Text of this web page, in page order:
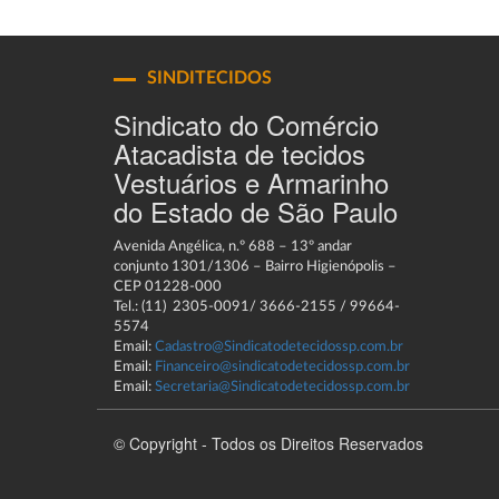
SINDITECIDOS
Sindicato do Comércio
Atacadista de tecidos
Vestuários e Armarinho
do Estado de São Paulo
Avenida Angélica, n.º 688 – 13º andar
conjunto 1301/1306 – Bairro Higienópolis –
CEP 01228-000
Tel.: (11) 2305-0091/ 3666-2155 / 99664-
5574
Email: Cadastro@Sindicatodetecidossp.com.br
Email: Financeiro@sindicatodetecidossp.com.br
Email: Secretaria@Sindicatodetecidossp.com.br
© Copyright - Todos os Direitos Reservados